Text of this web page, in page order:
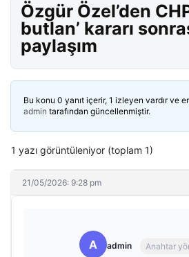
Özgür Özel’den
butlan’ kararı
paylaşım
Bu konu 0 yanıt içerir, 1 izleyen vardır ve
admin tarafından güncellenmiştir.
1 yazı görüntüleniyor (toplam 1)
21/05/2026: 9:28 pm
A admin Anahtar